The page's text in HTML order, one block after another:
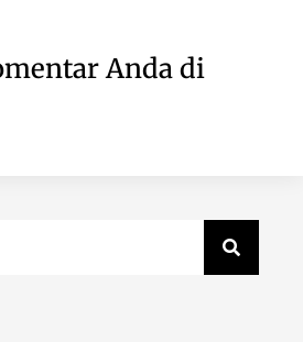
Anda di